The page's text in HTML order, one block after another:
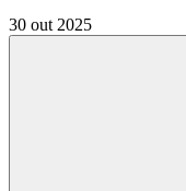
30 out 2025